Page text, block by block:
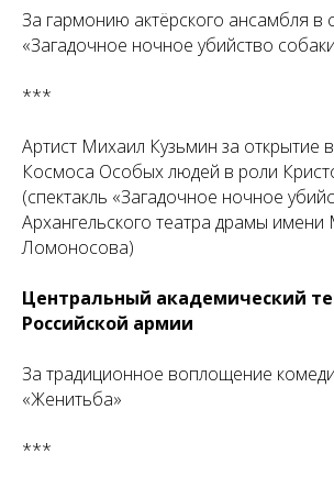
За гармонию актёрского ансамбля в
«Загадочное ночное убийство
***
Артист Михаил Кузьмин за открытие
Космоса Особых людей в роли
(спектакль «Загадочное ночное
Архангельского театра драмы имени
Ломоносова)
Центральный академический
Российской армии
За традиционное воплощение
«Женитьба»
***